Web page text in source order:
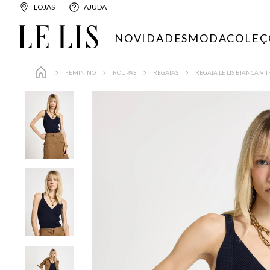
LOJAS AJUDA
NOVIDADESMODA
FEMININO ROUPAS REGATAS REGATA LE LIS BIANCA V